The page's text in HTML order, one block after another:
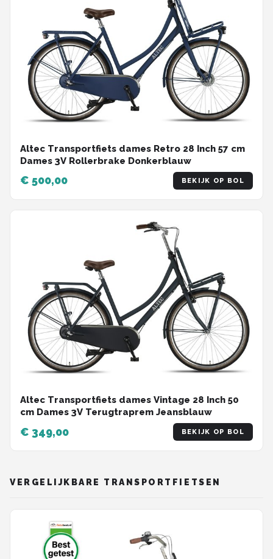
Altec Transportfiets dames Retro 28 Inch 57 cm
Dames 3V Rollerbrake Donkerblauw
€ 500,00 BEKIJK OP BOL
Altec Transportfiets dames Vintage 28 Inch 50
cm Dames 3V Terugtraprem Jeansblauw
€ 349,00 BEKIJK OP BOL
VERGELIJKBARE TRANSPORTFIETSEN